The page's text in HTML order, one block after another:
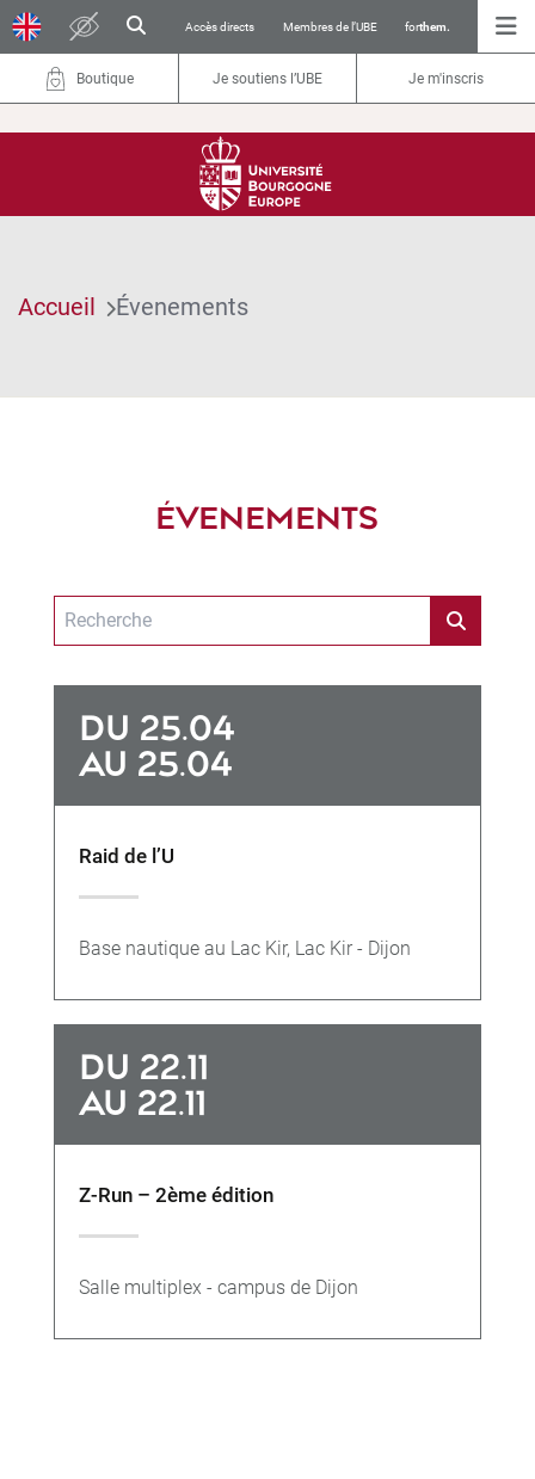
Accès directs Membres de l’UBE forthem.
Boutique Je soutiens l’UBE Je m'inscris
Accueil Évenements
ÉVENEMENTS
DU 25.04
AU 25.04
Raid de l’U
Base nautique au Lac Kir, Lac Kir - Dijon
DU 22.11
AU 22.11
Z-Run – 2ème édition
Salle multiplex - campus de Dijon